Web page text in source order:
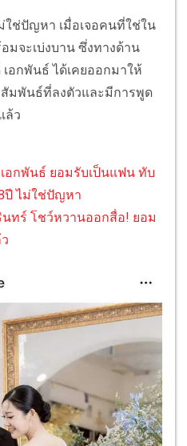
ใช่ปัญหา เมื่อเจอคนที่ใช่ใน
มจะเบ่งบาน ซึ่งทางด้าน
อกพันธ์ ได้เคยออกมาให้
มพันธ์ที่ลงตัวและมีการพูด
ล้ว
อกพันธ์ ยอมรับเป็นแฟน ทับ
ปี ไม่ใช่ปัญหา
ทร์ โชว์หวานออกสื่อ! ยอม